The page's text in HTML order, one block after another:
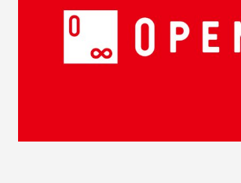
経営メンバー
会社概要
プレスリリース
おしらせ
Service
Video BRAIN
Technology